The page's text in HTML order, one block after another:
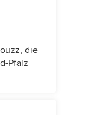
die
Pfalz